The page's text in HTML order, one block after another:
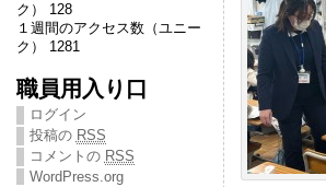
ク） 128
１週間のアクセス数（ユニー
ク） 1281
職員用入り口
ログイン
投稿の RSS
コメントの RSS
WordPress.org